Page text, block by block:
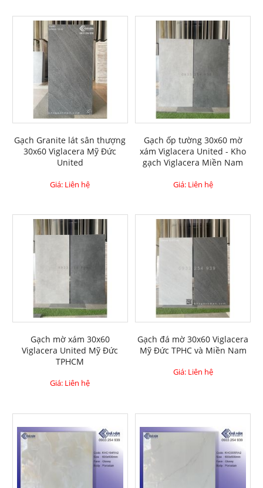
Gạch Granite lát sân thượng
30x60 Viglacera Mỹ Đức
United
Giá: Liên hệ
Gạch ốp tường 30x60 mờ
xám Viglacera United - Kho
gạch Viglacera Miền Nam
Giá: Liên hệ
Gạch mờ xám 30x60
Viglacera United Mỹ Đức
TPHCM
Giá: Liên hệ
Gạch đá mờ 30x60 Viglacera
Mỹ Đức TPHC và Miền Nam
Giá: Liên hệ